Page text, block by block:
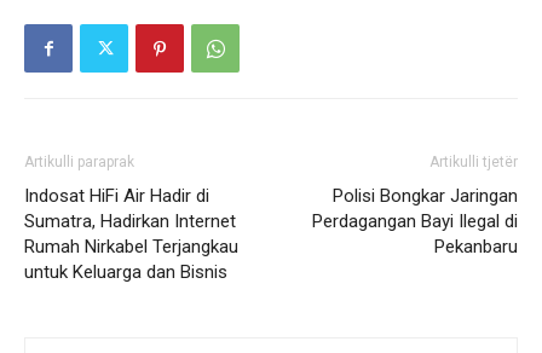
Artikulli paraprak
Indosat HiFi Air Hadir di
Sumatra, Hadirkan Internet
Rumah Nirkabel Terjangkau
untuk Keluarga dan Bisnis
Artikulli tjetër
Polisi Bongkar Jaringan
Perdagangan Bayi Ilegal di
Pekanbaru